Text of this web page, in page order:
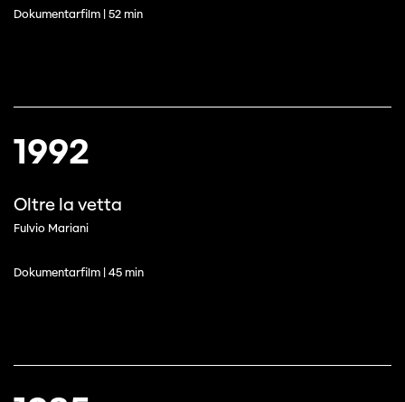
Dokumentarfilm | 52 min
1992
Oltre la vetta
Fulvio Mariani
Dokumentarfilm | 45 min